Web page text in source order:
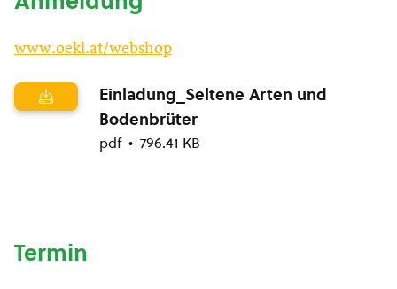
www.oekl.at/webshop
Einladung_Seltene Arten und
Bodenbrüter
pdf 796.41 KB
Termin